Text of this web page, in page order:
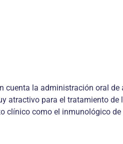
cuenta la administración oral
atractivo para el tratamiento
clínico como el inmunológico